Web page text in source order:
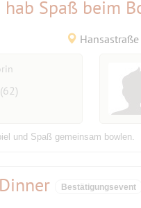
hab Spaß beim
(62)
und Spaß gemeinsam bowlen.
Bestätigungsevent